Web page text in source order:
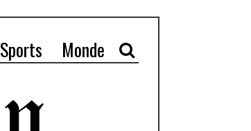
Sports Monde